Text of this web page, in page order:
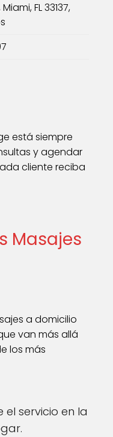
FL 33137,
está siempre
y agendar
cliente reciba
Masajes
a domicilio
van más allá
los más
el servicio en la